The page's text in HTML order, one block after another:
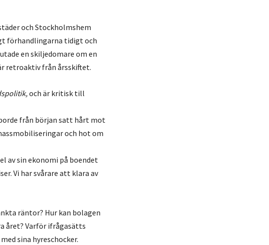
och Stockholmshem
förhandlingarna tidigt och
en skiljedomare om en
retroaktiv från årsskiftet.
och är kritisk till
från början satt hårt mot
och hot om
av sin ekonomi på boendet
Vi har svårare att klara av
räntor? Hur kan bolagen
året? Varför ifrågasätts
sina hyreschocker.